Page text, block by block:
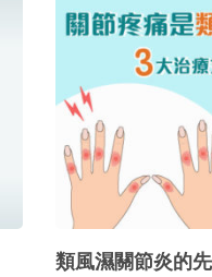
類風濕關節炎的